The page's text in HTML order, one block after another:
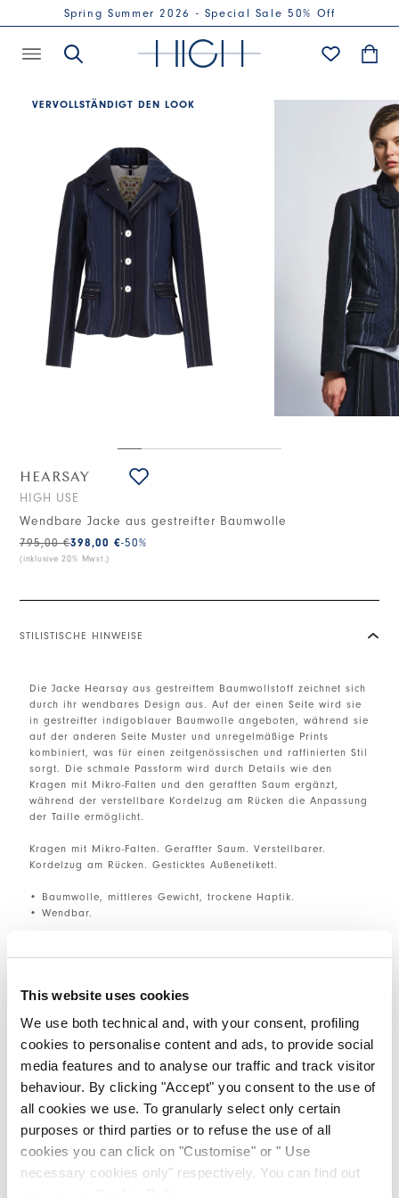
This website uses cookies
We use both technical and, with your consent, profiling
cookies to personalise content and ads, to provide social
media features and to analyse our traffic and track visitor
behaviour. By clicking "Accept" you consent to the use of
all cookies we use. To granularly select only certain
purposes or third parties or to refuse the use of all
cookies you can click on "Customise" or " Use
necessary cookies only" respectively. You can find out
Spring Summer 2026 - Special Sale 50% Off
VERVOLLSTÄNDIGT DEN LOOK
HEARSAY
HIGH USE
Wendbare Jacke aus gestreifter Baumwolle
398,00 €
795,00 € -50%
(inklusive 20% Mwst.)
STILISTISCHE HINWEISE
Die Jacke Hearsay aus gestreiftem Baumwollstoff zeichnet sich
durch ihr wendbares Design aus. Auf der einen Seite wird sie
in gestreifter indigoblauer Baumwolle angeboten, während sie
auf der anderen Seite Muster und unregelmäßige Prints
kombiniert, was für einen zeitgenössischen und raffinierten Stil
sorgt. Die schmale Passform wird durch Details wie den
Kragen mit Mikro-Falten und den gerafften Saum ergänzt,
während der verstellbare Kordelzug am Rücken die Anpassung
der Taille ermöglicht.
Kragen mit Mikro-Falten. Geraffter Saum. Verstellbarer.
Kordelzug am Rücken. Gesticktes Außenetikett.
• Baumwolle, mittleres Gewicht, trockene Haptik.
• Wendbar.
EINZELHEITEN ZUM PRODUKT
Kantakte | Versand | Teilen
COMPLETE THE LOOK